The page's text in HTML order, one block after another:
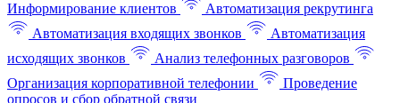
Информирование клиентов
Автоматизация рекрутинга
Автоматизация входящих звонков
Автоматизация
исходящих звонков
Анализ телефонных разговоров
Организация корпоративной телефонии
Проведение
опросов и сбор обратной связи